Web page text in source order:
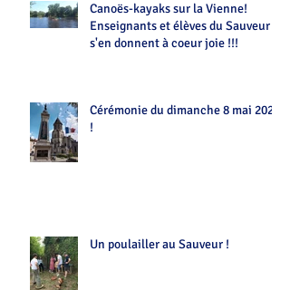
Canoës-kayaks sur la Vienne!
Enseignants et élèves du Sauveur
s'en donnent à coeur joie !!!
Cérémonie du dimanche 8 mai 2022
!
Un poulailler au Sauveur !